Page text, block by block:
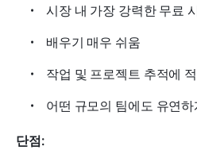
시장 내 가장 강력한 무료
배우기 매우 쉬움
작업 및 프로젝트 추적에
어떤 규모의 팀에도 유연
단점: